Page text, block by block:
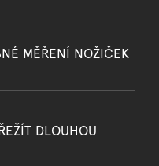
MĚŘENÍ NOŽIČEK
DLOUHOU